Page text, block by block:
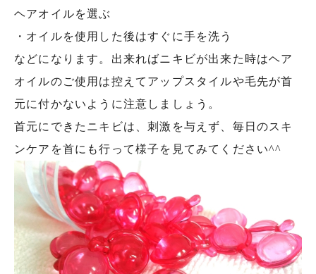
ヘアオイルを選ぶ
・オイルを使用した後はすぐに手を洗う
などになります。出来ればニキビが出来た時はヘア
オイルのご使用は控えてアップスタイルや毛先が首
元に付かないように注意しましょう。
首元にできたニキビは、刺激を与えず、毎日のスキ
ンケアを首にも行って様子を見てみてください^^